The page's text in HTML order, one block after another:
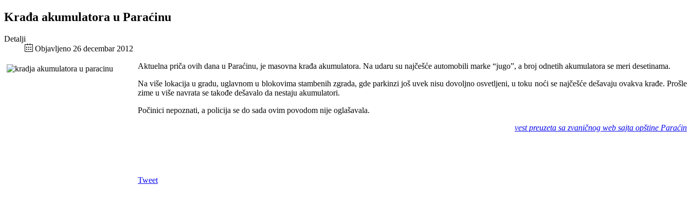
Krađa akumulatora u Paraćinu
Detalji
Objavljeno 26 decembar 2012
Aktuelna priča ovih dana u Paraćinu, je masovna krađa akumulatora. Na udaru su najčešće automobili marke “jugo”, a broj odnetih akumulatora se meri desetinama.
Na više lokacija u gradu, uglavnom u blokovima stambenih zgrada, gde parkinzi još uvek nisu dovoljno osvetljeni, u toku noći se najčešće dešavaju ovakva krađe. Prošle
zime u više navrata se takođe dešavalo da nestaju akumulatori.
Počinici nepoznati, a policija se do sada ovim povodom nije oglašavala.
vest preuzeta sa zvaničnog web sajta opštine Paraćin
Tweet